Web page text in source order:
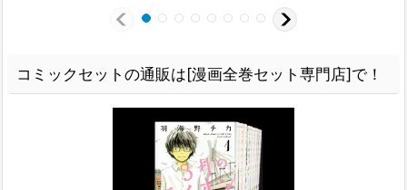
コミックセットの通販は[漫画全巻セット専門店]で！